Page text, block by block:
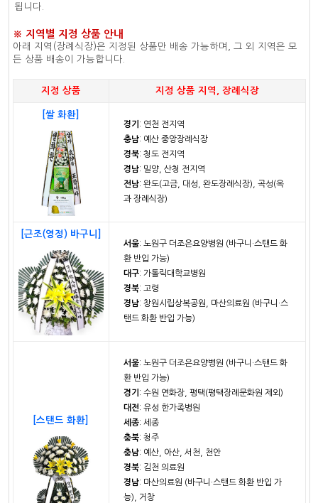
됩니다.
※ 지역별 지정 상품 안내
아래 지역(장례식장)은 지정된 상품만 배송 가능하며, 그 외 지역은 모
든 상품 배송이 가능합니다.
지정 상품 지정 상품 지역, 장례식장
[쌀 화환]
경기 : 연천 전지역
충남: 예산 중앙장례식장
경북: 청도 전지역
경남: 밀양, 산청 전지역
전남: 완도(고금, 대성, 완도장례식장), 곡성(옥
과 장례식장)
[근조(영정) 바구니]
서울: 노원구 더조은요양병원 (바구니·스탠드 화
환 반입 가능)
대구: 가톨릭대학교병원
경북: 고령
경남: 창원시립상복공원, 마산의료원 (바구니·스
탠드 화환 반입 가능)
[스탠드 화환]
서울: 노원구 더조은요양병원 (바구니·스탠드 화
환 반입 가능)
경기 : 수원 연화장, 평택(평택장례문화원 제외)
대전: 유성 한가족병원
세종: 세종
충북: 청주
충남: 예산, 아산, 서천, 천안
경북: 김천 의료원
경남: 마산의료원 (바구니·스탠드 화환 반입 가
능), 거창